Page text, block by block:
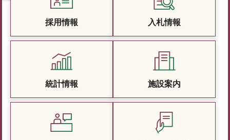
採用情報 入札情報
統計情報 施設案内